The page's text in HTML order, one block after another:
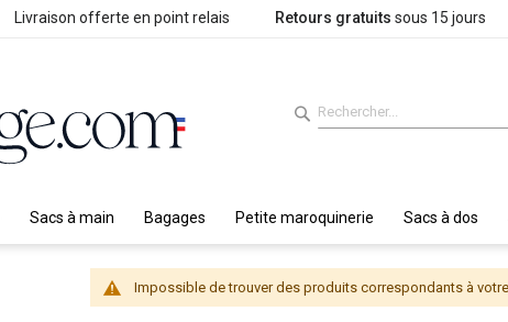
Livraison offerte en point relais Retours gratuits sous 15 jours
Sacs à main Bagages Petite maroquinerie Sacs à dos
Impossible de trouver des produits correspondants à